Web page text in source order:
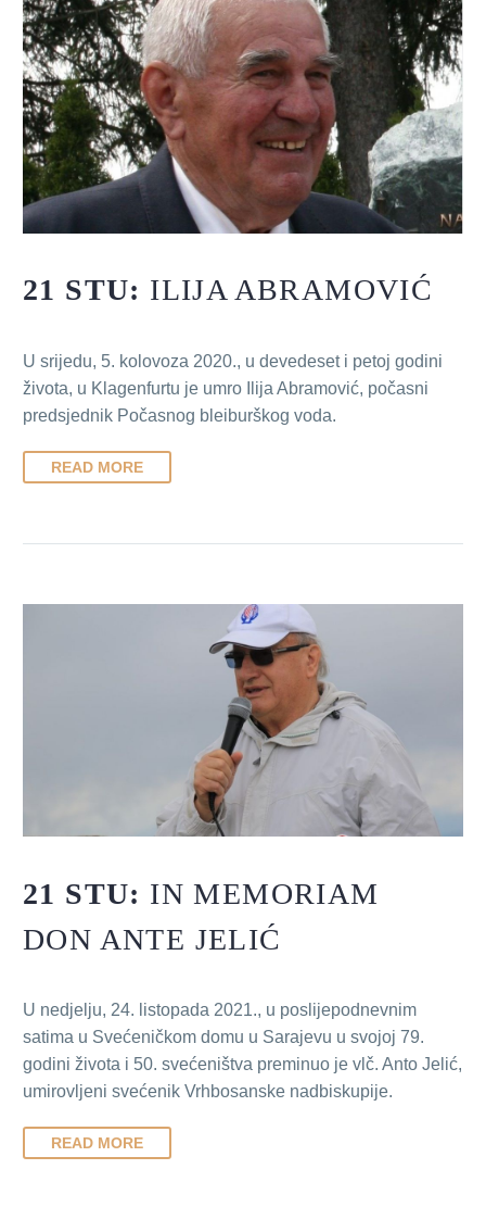
21 STU: ILIJA ABRAMOVIĆ
U srijedu, 5. kolovoza 2020., u devedeset i petoj godini
života, u Klagenfurtu je umro Ilija Abramović, počasni
predsjednik Počasnog bleiburškog voda.
READ MORE
21 STU: IN MEMORIAM
DON ANTE JELIĆ
U nedjelju, 24. listopada 2021., u poslijepodnevnim
satima u Svećeničkom domu u Sarajevu u svojoj 79.
godini života i 50. svećeništva preminuo je vlč. Anto Jelić,
umirovljeni svećenik Vrhbosanske nadbiskupije.
READ MORE